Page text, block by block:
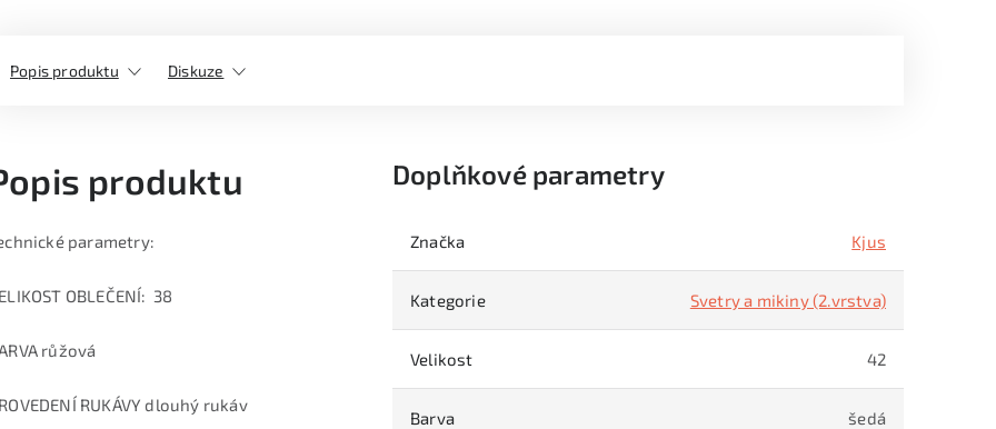
Popis produktu Diskuze
produktu
parametry:
OBLEČENÍ: 38
růžová
RUKÁVY dlouhý rukáv
Doplňkové parametry
Značka Kjus
Kategorie Svetry a mikiny (2.vrstva)
Velikost 42
Barva šedá